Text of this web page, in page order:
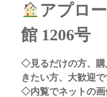
アプロ
館 1206号
◇見るだけの方、購
きたい方、大歓迎で
◇内覧でネットの画